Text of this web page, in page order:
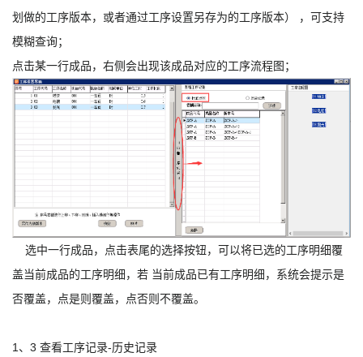
划做的工序版本，或者通过工序设置另存为的工序版本） ，可支持
模糊查询；
点击某一行成品，右侧会出现该成品对应的工序流程图；
选中一行成品，点击表尾的选择按钮，可以将已选的工序明细覆
盖当前成品的工序明细，若 当前成品已有工序明细，系统会提示是
否覆盖，点是则覆盖，点否则不覆盖。
1、3 查看工序记录-历史记录